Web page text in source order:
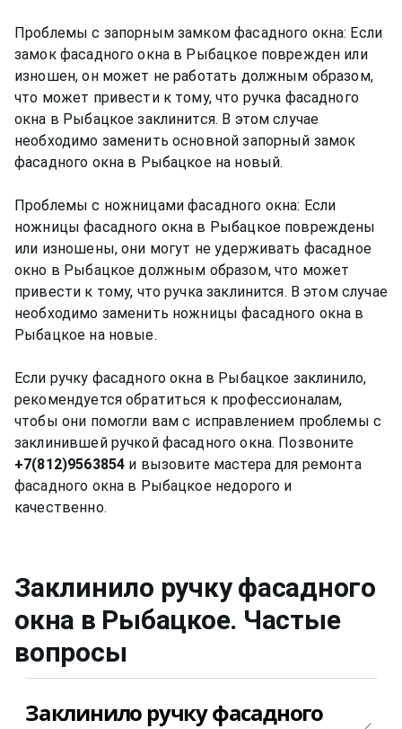
Проблемы с запорным замком фасадного окна: Если
замок фасадного окна в Рыбацкое поврежден или
изношен, он может не работать должным образом,
что может привести к тому, что ручка фасадного
окна в Рыбацкое заклинится. В этом случае
необходимо заменить основной запорный замок
фасадного окна в Рыбацкое на новый.
Проблемы с ножницами фасадного окна: Если
ножницы фасадного окна в Рыбацкое повреждены
или изношены, они могут не удерживать фасадное
окно в Рыбацкое должным образом, что может
привести к тому, что ручка заклинится. В этом случае
необходимо заменить ножницы фасадного окна в
Рыбацкое на новые.
Если ручку фасадного окна в Рыбацкое заклинило,
рекомендуется обратиться к профессионалам,
чтобы они помогли вам с исправлением проблемы с
заклинившей ручкой фасадного окна. Позвоните
+7(812)9563854 и вызовите мастера для ремонта
фасадного окна в Рыбацкое недорого и
Заклинило ручку фасадного
окна в Рыбацкое. Частые
вопросы
Заклинило ручку фасадного